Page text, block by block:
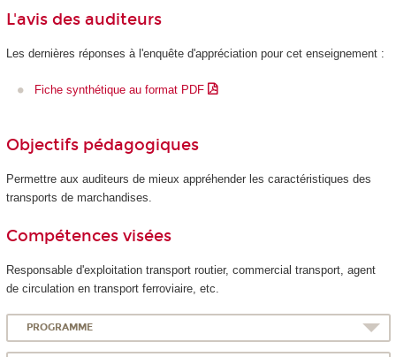
L'avis des auditeurs
Les dernières réponses à l'enquête d'appréciation pour cet enseignement :
Fiche synthétique au format PDF
Objectifs pédagogiques
Permettre aux auditeurs de mieux appréhender les caractéristiques des
transports de marchandises.
Compétences visées
Responsable d'exploitation transport routier, commercial transport, agent
de circulation en transport ferroviaire, etc.
PROGRAMME